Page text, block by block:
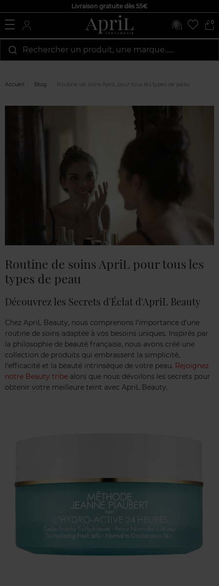
Livraison gratuite dès 55€
0
Rechercher un produit, une marque…...
Accueil Blog Routine de soins ApriL pour tous les types de peau
Routine de soins ApriL pour tous les
types de peau
Découvrez les Secrets d'Éclat d'ApriL Beauty
Chez ApriL Beauty, nous comprenons l'importance d'une
routine de soins adaptée à vos besoins uniques. Inspirés par
la philosophie de beauté française, nous avons créé une
collection de produits qui embrassent la simplicité,
l'efficacité et la beauté intrinsèque de votre peau. Rejoignez
notre Beauty tribe alors que nous dévoilons les secrets pour
obtenir votre meilleure teint avec ApriL Beauty.